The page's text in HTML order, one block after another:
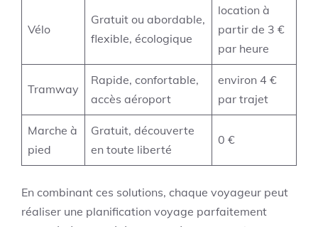
Vélo
Gratuit ou abordable,
flexible, écologique
location à
partir de 3 €
par heure
Tramway
Rapide, confortable,
accès aéroport
environ 4 €
par trajet
Marche à
pied
Gratuit, découverte
en toute liberté
0 €
En combinant ces solutions, chaque voyageur peut
réaliser une planification voyage parfaitement